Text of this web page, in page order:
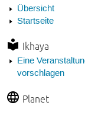
Übersicht
Startseite
Ikhaya
Eine
vorschlagen
Planet